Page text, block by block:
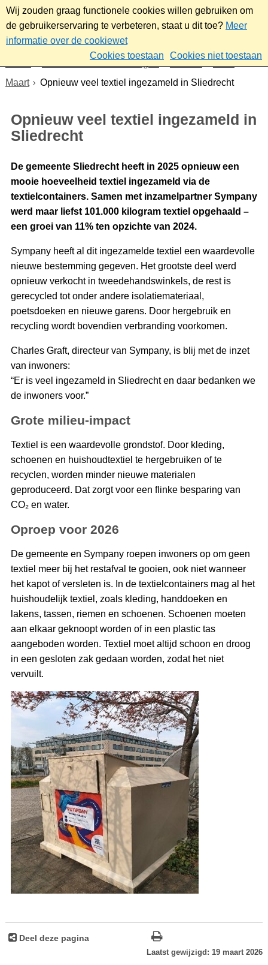
Wij zouden graag functionele cookies willen gebruiken om
de gebruikerservaring te verbeteren, staat u dit toe? Meer
informatie over de cookiewet
Cookies toestaan
Cookies niet toestaan
Nieuws & bekendmakingen Nieuws
2026
Maart
Opnieuw veel textiel ingezameld in Sliedrecht
Opnieuw veel textiel ingezameld in
Sliedrecht
De gemeente Sliedrecht heeft in 2025 opnieuw een
mooie hoeveelheid textiel ingezameld via de
textielcontainers. Samen met inzamelpartner Sympany
werd maar liefst 101.000 kilogram textiel opgehaald –
een groei van 11% ten opzichte van 2024.
Sympany heeft al dit ingezamelde textiel een waardevolle
nieuwe bestemming gegeven. Het grootste deel werd
opnieuw verkocht in tweedehandswinkels, de rest is
gerecycled tot onder andere isolatiemateriaal,
poetsdoeken en nieuwe garens. Door hergebruik en
recycling wordt bovendien verbranding voorkomen.
Charles Graft, directeur van Sympany, is blij met de inzet
van inwoners:
“Er is veel ingezameld in Sliedrecht en daar bedanken we
de inwoners voor.”
Grote milieu-impact
Textiel is een waardevolle grondstof. Door kleding,
schoenen en huishoudtextiel te hergebruiken of te
recyclen, worden minder nieuwe materialen
geproduceerd. Dat zorgt voor een flinke besparing van
CO₂ en water.
Oproep voor 2026
De gemeente en Sympany roepen inwoners op om geen
textiel meer bij het restafval te gooien, ook niet wanneer
het kapot of versleten is. In de textielcontainers mag al het
huishoudelijk textiel, zoals kleding, handdoeken en
lakens, tassen, riemen en schoenen. Schoenen moeten
aan elkaar geknoopt worden of in een plastic tas
aangeboden worden. Textiel moet altijd schoon en droog
in een gesloten zak gedaan worden, zodat het niet
vervuilt.
Deel deze pagina
Laatst gewijzigd: 19 maart 2026